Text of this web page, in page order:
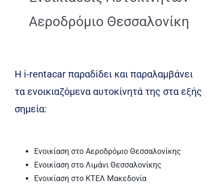
Αεροδρόμιο Θεσσαλονίκη
Η i-rentacar παραδίδει και παραλαμβάνει
τα ενοικιαζόμενα αυτοκίνητά της στα εξής
σημεία:
Ενοικίαση στο Αεροδρόμιο Θεσσαλονίκης
Ενοικίαση στο Λιμάνι Θεσσαλονίκης
Ενοικίαση στο ΚΤΕΛ Μακεδονία